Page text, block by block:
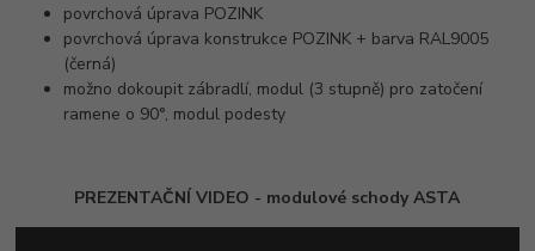
povrchová úprava POZINK
povrchová úprava konstrukce POZINK + barva RAL9005
(černá)
možno dokoupit zábradlí, modul (3 stupně) pro zatočení
ramene o 90°, modul podesty
PREZENTAČNÍ VIDEO - modulové schody ASTA